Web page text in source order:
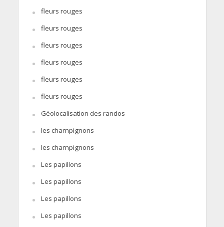
fleurs rouges
fleurs rouges
fleurs rouges
fleurs rouges
fleurs rouges
fleurs rouges
Géolocalisation des randos
les champignons
les champignons
Les papillons
Les papillons
Les papillons
Les papillons